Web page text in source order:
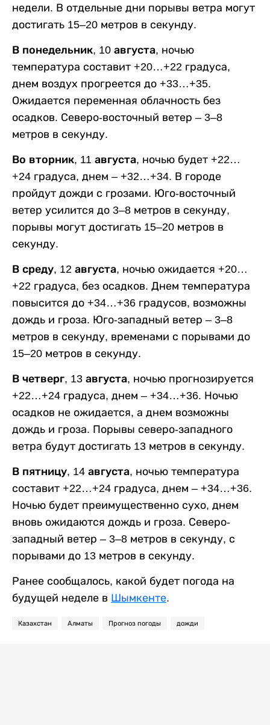
недели. В отдельные дни порывы ветра могут
достигать 15–20 метров в секунду.
В понедельник, 10 августа, ночью
температура составит +20…+22 градуса,
днем воздух прогреется до +33…+35.
Ожидается переменная облачность без
осадков. Северо-восточный ветер – 3–8
метров в секунду.
Во вторник, 11 августа, ночью будет +22…
+24 градуса, днем – +32…+34. В городе
пройдут дожди с грозами. Юго-восточный
ветер усилится до 3–8 метров в секунду,
порывы могут достигать 15–20 метров в
секунду.
В среду, 12 августа, ночью ожидается +20…
+22 градуса, без осадков. Днем температура
повысится до +34…+36 градусов, возможны
дождь и гроза. Юго-западный ветер – 3–8
метров в секунду, временами с порывами до
15–20 метров в секунду.
В четверг, 13 августа, ночью прогнозируется
+22…+24 градуса, днем – +34…+36. Ночью
осадков не ожидается, а днем возможны
дождь и гроза. Порывы северо-западного
ветра будут достигать 13 метров в секунду.
В пятницу, 14 августа, ночью температура
составит +22…+24 градуса, днем – +34…+36.
Ночью будет преимущественно сухо, днем
вновь ожидаются дождь и гроза. Северо-
западный ветер – 3–8 метров в секунду, с
порывами до 13 метров в секунду.
Ранее сообщалось, какой будет погода на
будущей неделе в Шымкенте.
Казахстан Алматы Прогноз погоды дожди